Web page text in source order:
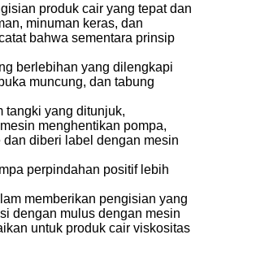
produk cair yang tepat dan
minuman keras, dan
bahwa sementara prinsip
berlebihan yang dilengkapi
muncung, dan tabung
tangki yang ditunjuk,
menghentikan pompa,
diberi label dengan mesin
perpindahan positif lebih
memberikan pengisian yang
dengan mulus dengan mesin
untuk produk cair viskositas